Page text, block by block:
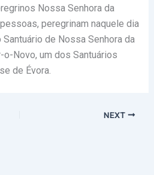
Nossa Senhora da
peregrinam naquele dia
de Nossa Senhora da
Novo, um dos Santuários
de Évora.
NEXT